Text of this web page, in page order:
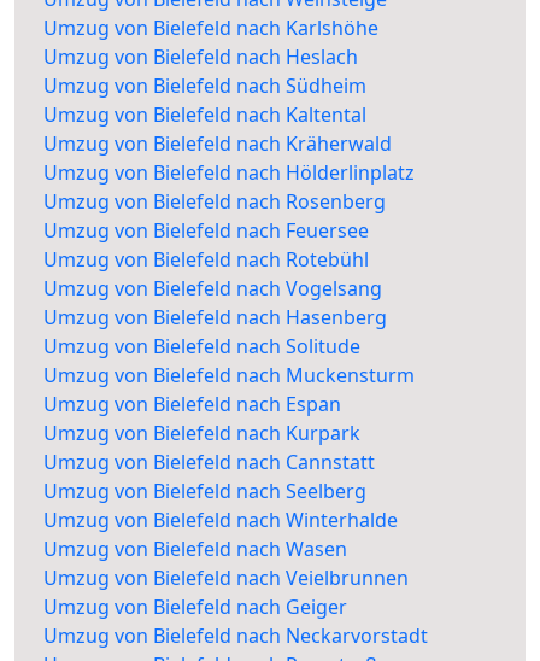
Umzug von Bielefeld nach Karlshöhe
Umzug von Bielefeld nach Heslach
Umzug von Bielefeld nach Südheim
Umzug von Bielefeld nach Kaltental
Umzug von Bielefeld nach Kräherwald
Umzug von Bielefeld nach Hölderlinplatz
Umzug von Bielefeld nach Rosenberg
Umzug von Bielefeld nach Feuersee
Umzug von Bielefeld nach Rotebühl
Umzug von Bielefeld nach Vogelsang
Umzug von Bielefeld nach Hasenberg
Umzug von Bielefeld nach Solitude
Umzug von Bielefeld nach Muckensturm
Umzug von Bielefeld nach Espan
Umzug von Bielefeld nach Kurpark
Umzug von Bielefeld nach Cannstatt
Umzug von Bielefeld nach Seelberg
Umzug von Bielefeld nach Winterhalde
Umzug von Bielefeld nach Wasen
Umzug von Bielefeld nach Veielbrunnen
Umzug von Bielefeld nach Geiger
Umzug von Bielefeld nach Neckarvorstadt